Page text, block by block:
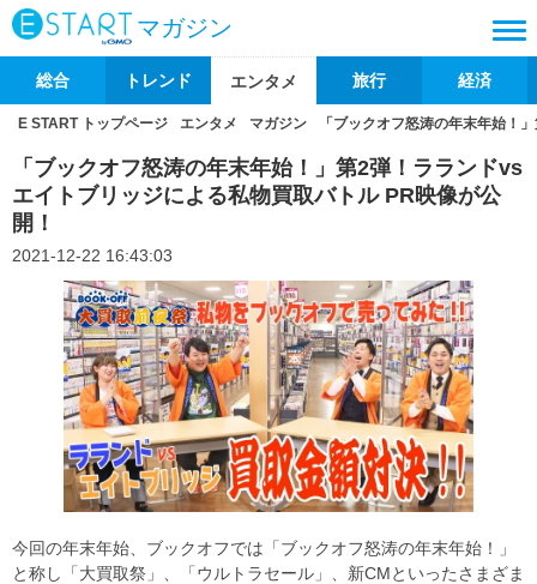
マガジン
総合 トレンド エンタメ 旅行 経済
E START トップページ エンタメ マガジン 「ブックオフ怒涛の年末年始！
「ブックオフ怒涛の年末年始！」第2弾！ラランドvs
エイトブリッジによる私物買取バトル PR映像が公
開！
2021-12-22 16:43:03
今回の年末年始、ブックオフでは「ブックオフ怒涛の年末年始！」
と称し「大買取祭」、「ウルトラセール」、新CMといったさまざま